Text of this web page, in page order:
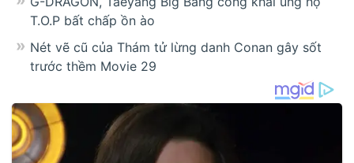
T.O.P bất chấp ồn ào
Nét vẽ cũ của Thám tử lừng danh Conan gây sốt
trước thềm Movie 29